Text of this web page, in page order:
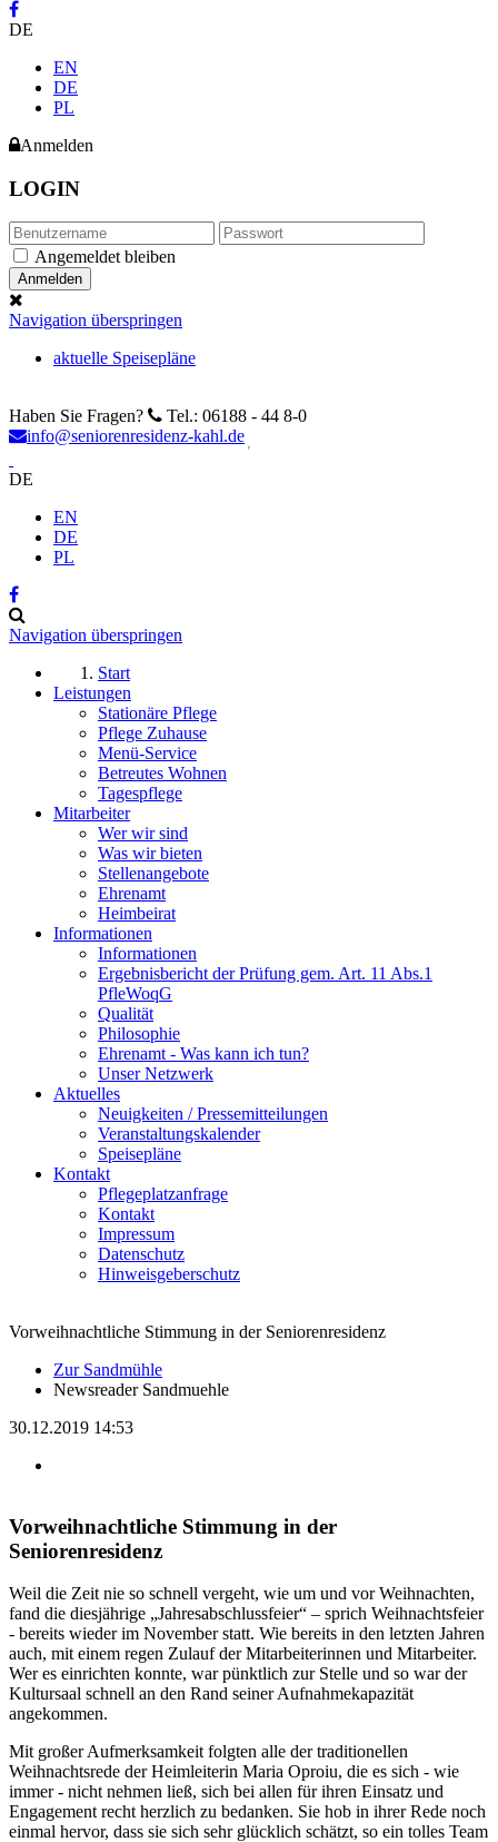
DE
EN
DE
PL
Anmelden
LOGIN
Angemeldet bleiben
Navigation überspringen
aktuelle Speisepläne
Haben Sie Fragen?
Tel.: 06188 - 44 8-0
info@seniorenresidenz-kahl.de
DE
EN
DE
PL
Navigation überspringen
Start
Leistungen
Stationäre Pflege
Pflege Zuhause
Menü-Service
Betreutes Wohnen
Tagespflege
Mitarbeiter
Wer wir sind
Was wir bieten
Stellenangebote
Ehrenamt
Heimbeirat
Informationen
Informationen
Ergebnisbericht der Prüfung gem. Art. 11 Abs.1
PfleWoqG
Qualität
Philosophie
Ehrenamt - Was kann ich tun?
Unser Netzwerk
Aktuelles
Neuigkeiten / Pressemitteilungen
Veranstaltungskalender
Speisepläne
Kontakt
Pflegeplatzanfrage
Kontakt
Impressum
Datenschutz
Hinweisgeberschutz
Vorweihnachtliche Stimmung in der Seniorenresidenz
Zur Sandmühle
Newsreader Sandmuehle
30.12.2019 14:53
Vorweihnachtliche Stimmung in der
Seniorenresidenz
Weil die Zeit nie so schnell vergeht, wie um und vor Weihnachten,
fand die diesjährige „Jahresabschlussfeier“ – sprich Weihnachtsfeier
- bereits wieder im November statt. Wie bereits in den letzten Jahren
auch, mit einem regen Zulauf der Mitarbeiterinnen und Mitarbeiter.
Wer es einrichten konnte, war pünktlich zur Stelle und so war der
Kultursaal schnell an den Rand seiner Aufnahmekapazität
angekommen.
Mit großer Aufmerksamkeit folgten alle der traditionellen
Weihnachtsrede der Heimleiterin Maria Oproiu, die es sich - wie
immer - nicht nehmen ließ, sich bei allen für ihren Einsatz und
Engagement recht herzlich zu bedanken. Sie hob in ihrer Rede noch
einmal hervor, dass sie sich sehr glücklich schätzt, so ein tolles Team